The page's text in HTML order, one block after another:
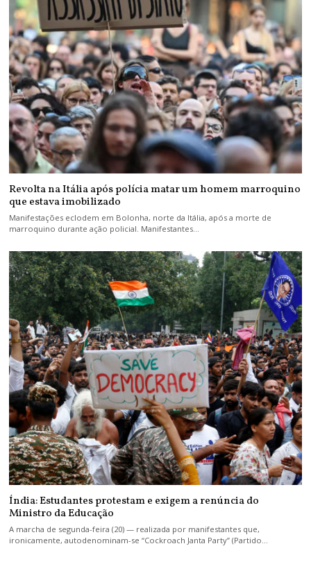
Revolta na Itália após polícia matar um homem marroquino
que estava imobilizado
Manifestações eclodem em Bolonha, norte da Itália, após a morte de
marroquino durante ação policial. Manifestantes…
Índia: Estudantes protestam e exigem a renúncia do
Ministro da Educação
A marcha de segunda-feira (20) — realizada por manifestantes que,
ironicamente, autodenominam-se “Cockroach Janta Party” (Partido…